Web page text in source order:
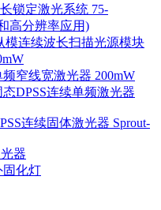
锁定激光系统 75-
高分辨率应用)
模连续波长扫描光源模块
窄线宽激光器 200mW
DPSS连续单频激光器
连续固体激光器 Sprout-
器
固化灯